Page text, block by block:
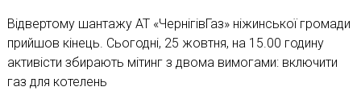
Відвертому шантажу АТ «ЧернігівГаз» ніжинської громади
прийшов кінець. Сьогодні, 25 жовтня, на 15.00 годину
активісти збирають мітинг з двома вимогами: включити
газ для котелень